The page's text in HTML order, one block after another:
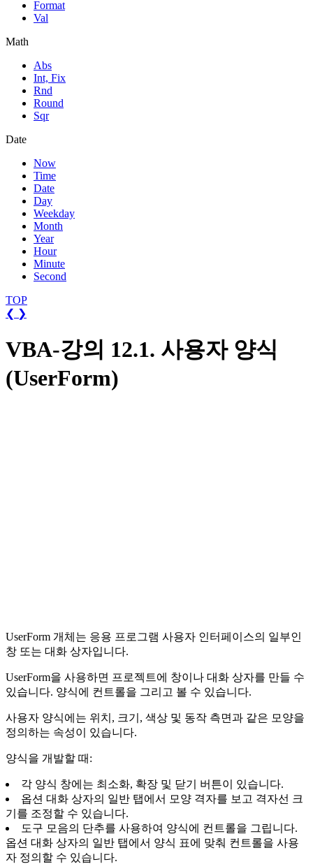
Format
Val
Math
Abs
Int, Fix
Rnd
Round
Sqr
Date
Now
Time
Date
Day
Weekday
Month
Year
Hour
Minute
Second
TOP
❮ ❯
VBA-강의 12.1. 사용자 양식
(UserForm)
UserForm 개체는 응용 프로그램 사용자 인터페이스의 일부인
창 또는 대화 상자입니다.
UserForm을 사용하면 프로젝트에 창이나 대화 상자를 만들 수
있습니다. 양식에 컨트롤을 그리고 볼 수 있습니다.
사용자 양식에는 위치, 크기, 색상 및 동작 측면과 같은 모양을
정의하는 속성이 있습니다.
양식을 개발할 때:
각 양식 창에는 최소화, 확장 및 닫기 버튼이 있습니다.
옵션 대화 상자의 일반 탭에서 모양 격자를 보고 격자선 크
기를 조정할 수 있습니다.
도구 모음의 단추를 사용하여 양식에 컨트롤을 그립니다.
옵션 대화 상자의 일반 탭에서 양식 표에 맞춰 컨트롤을 사용
자 정의할 수 있습니다.